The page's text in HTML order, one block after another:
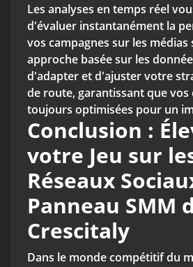
Les analyses en temps réel
d'évaluer instantanément la
vos campagnes sur les médias
approche basée sur les
d'adapter et d'ajuster votre
de route, garantissant que vos
toujours optimisées pour un
Conclusion :
votre Jeu sur
Réseaux
Panneau SMM
Crescitaly
Dans le monde compétitif du